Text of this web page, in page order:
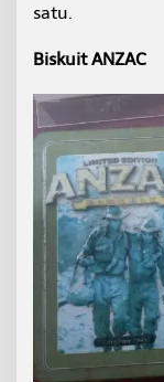
satu.
Biskuit ANZAC